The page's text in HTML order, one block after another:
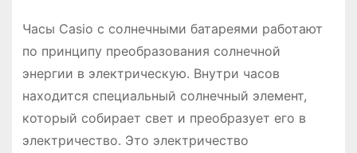
Часы Casio с солнечными батареями работают
по принципу преобразования солнечной
энергии в электрическую. Внутри часов
находится специальный солнечный элемент,
который собирает свет и преобразует его в
электричество. Это электричество